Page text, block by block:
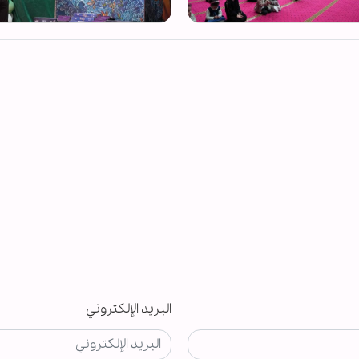
البريد الإلكتروني